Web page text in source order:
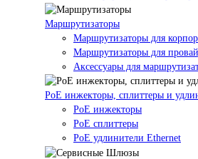
Маршрутизаторы
Маршрутизаторы для
Маршрутизаторы для
Аксессуары для
PoE инжекторы, сплиттеры и
PoE инжекторы
PoE сплиттеры
PoE удлинители Ethernet